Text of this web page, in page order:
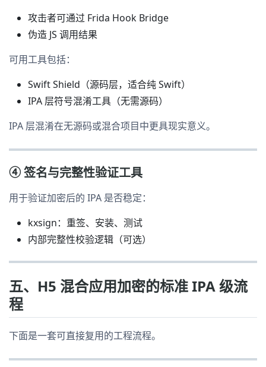
攻击者可通过 Frida Hook Bridge
伪造 JS 调用结果
可用工具包括：
Swift Shield（源码层，适合纯 Swift）
IPA 层符号混淆工具（无需源码）
IPA 层混淆在无源码或混合项目中更具现实意义。
④ 签名与完整性验证工具
用于验证加密后的 IPA 是否稳定：
kxsign：重签、安装、测试
内部完整性校验逻辑（可选）
五、H5 混合应用加密的标准 IPA 级流
程
下面是一套可直接复用的工程流程。